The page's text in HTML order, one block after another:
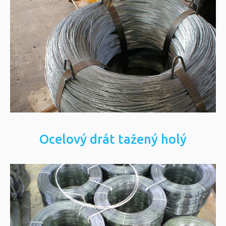
Ocelový drát tažený holý
Ocelový drát Brémské kruhy
Ocelový drát černě žíhaný, světle
žíhaný.
Více informací